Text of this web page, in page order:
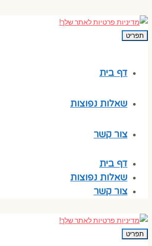
תפריט
דף בית
שאלות נפוצות
צור קשר
דף בית
שאלות נפוצות
צור קשר
תפריט